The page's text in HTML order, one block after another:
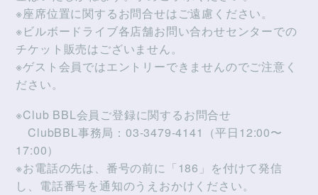
※座席位置に関するお問合せはご遠慮ください。
※ビルボードライブ各店舗お問い合わせセンターでの
チケット販売はございません。
※ゲスト会員ではエントリーできませんのでご注意く
ださい。
※Club BBL会員ご登録に関するお問合せ
ClubBBL事務局：03-3479-4141（平日12:00〜
17:00）
※お電話の先は、番号の前に「186」を付けて発信
し、電話番号を通知のうえおかけください。